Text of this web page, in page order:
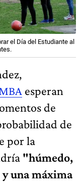
el Día del Estudiante al
esperan
de
de
por la
"húmedo,
y una máxima